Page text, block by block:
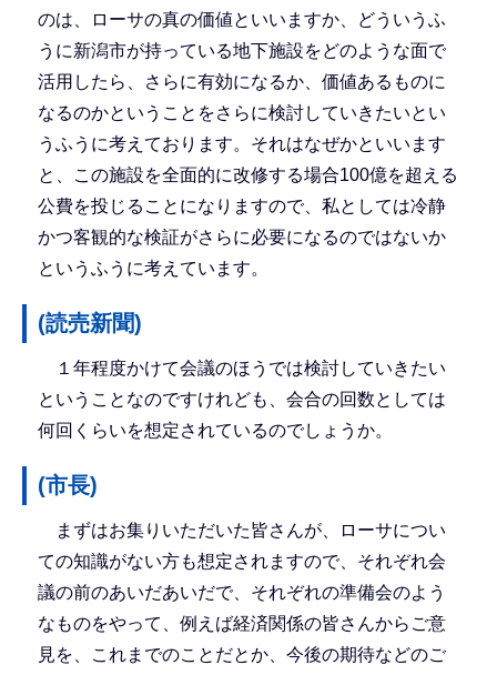
のは、ローサの真の価値といいますか、どういうふ
うに新潟市が持っている地下施設をどのような面で
活用したら、さらに有効になるか、価値あるものに
なるのかということをさらに検討していきたいとい
うふうに考えております。それはなぜかといいます
と、この施設を全面的に改修する場合100億を超える
公費を投じることになりますので、私としては冷静
かつ客観的な検証がさらに必要になるのではないか
というふうに考えています。
(読売新聞)
１年程度かけて会議のほうでは検討していきたい
ということなのですけれども、会合の回数としては
何回くらいを想定されているのでしょうか。
(市長)
まずはお集りいただいた皆さんが、ローサについ
ての知識がない方も想定されますので、それぞれ会
議の前のあいだあいだで、それぞれの準備会のよう
なものをやって、例えば経済関係の皆さんからご意
見を、これまでのことだとか、今後の期待などのご